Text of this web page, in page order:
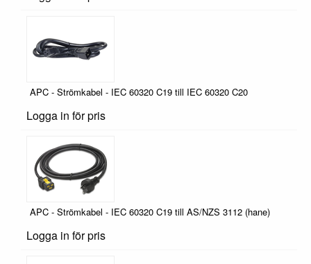
APC - Strömkabel - IEC 60320 C19 till IEC 60320 C20
Logga in för pris
APC - Strömkabel - IEC 60320 C19 till AS/NZS 3112 (hane)
Logga in för pris